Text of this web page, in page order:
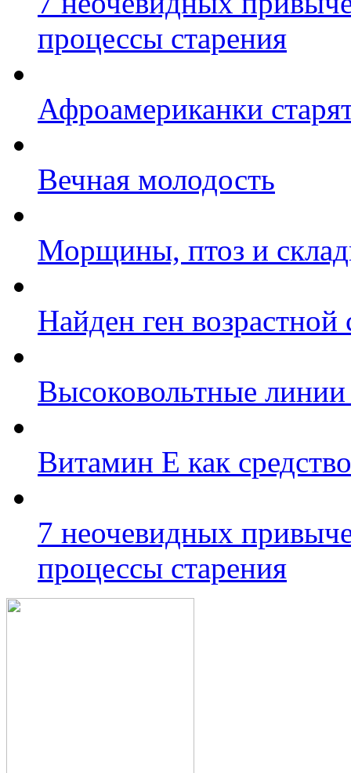
процессы старения
Афроамериканки
Вечная молодость
Морщины, птоз и
Найден ген возрастной
Высоковольтные линии
Витамин Е как
7 неочевидных
процессы старения